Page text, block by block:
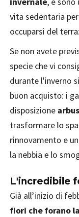
vita sedentaria
occuparsi del
Se non avete
specie che vi
durante l'inverno
buon acquisto: i
disposizione
trasformare lo
rinnovamento e
la nebbia e lo
L'incredibile
Già all’inizio di
fiori che forano